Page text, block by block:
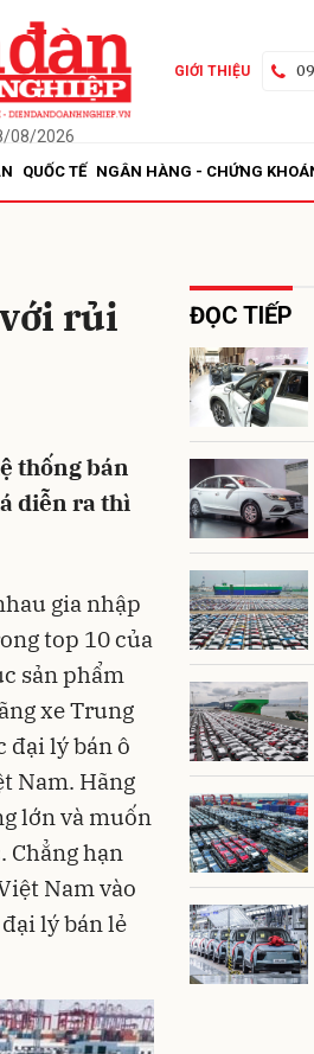
08/2026
GIỚI THIỆU
QUỐC TẾ NGÂN HÀNG - CHỨNG
rủi
thống bán
diễn ra thì
gia nhập
top 10 của
sản phẩm
xe Trung
đại lý bán ô
Nam. Hãng
lớn và muốn
hạn
Nam vào
lý bán lẻ
ĐỌC TIẾP
Gửi